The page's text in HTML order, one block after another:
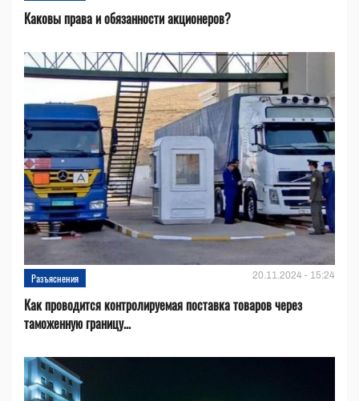
Каковы права и обязанности акционеров?
Разъяснения 20.11.2024 - 15:24
Как проводится контролируемая поставка товаров через
таможенную границу...